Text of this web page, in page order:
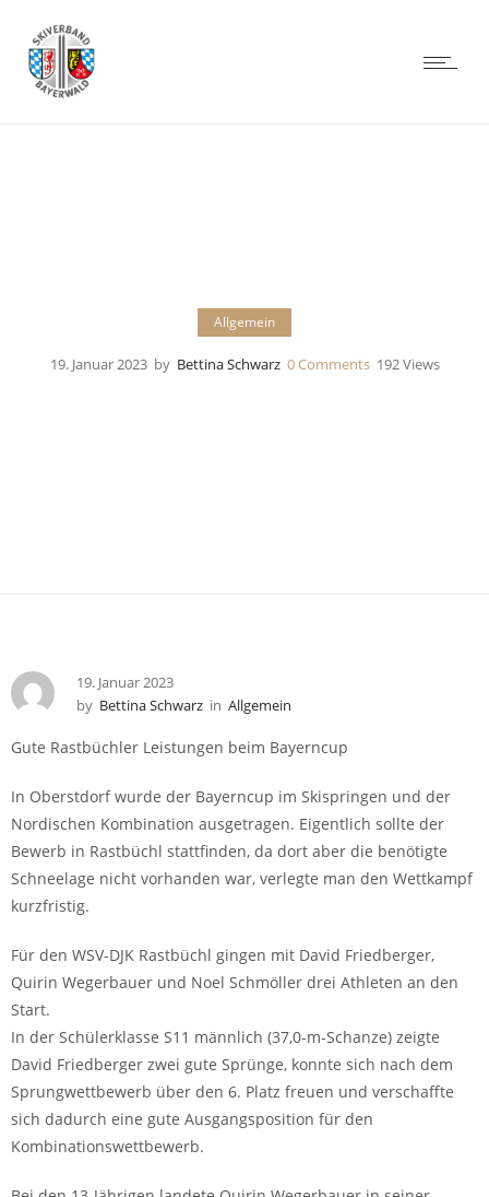
Allgemein
19. Januar 2023 by Bettina Schwarz 0Comments 192 Views
19. Januar 2023
by Bettina Schwarz in Allgemein
Gute Rastbüchler Leistungen beim Bayerncup
In Oberstdorf wurde der Bayerncup im Skispringen und der
Nordischen Kombination ausgetragen. Eigentlich sollte der
Bewerb in Rastbüchl stattfinden, da dort aber die benötigte
Schneelage nicht vorhanden war, verlegte man den Wettkampf
kurzfristig.
Für den WSV-DJK Rastbüchl gingen mit David Friedberger,
Quirin Wegerbauer und Noel Schmöller drei Athleten an den
Start.
In der Schülerklasse S11 männlich (37,0-m-Schanze) zeigte
David Friedberger zwei gute Sprünge, konnte sich nach dem
Sprungwettbewerb über den 6. Platz freuen und verschaffte
sich dadurch eine gute Ausgangsposition für den
Kombinationswettbewerb.